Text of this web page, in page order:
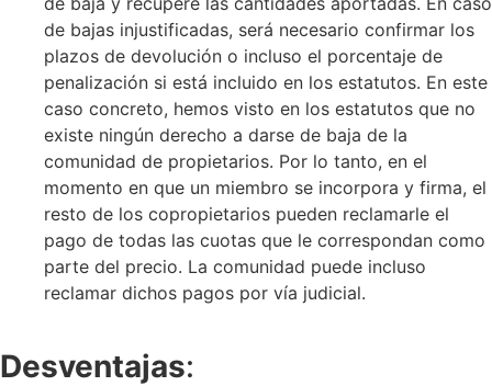
de bajas injustificadas, será necesario confirmar los
plazos de devolución o incluso el porcentaje de
penalización si está incluido en los estatutos. En este
caso concreto, hemos visto en los estatutos que no
existe ningún derecho a darse de baja de la
comunidad de propietarios. Por lo tanto, en el
momento en que un miembro se incorpora y firma, el
resto de los copropietarios pueden reclamarle el
pago de todas las cuotas que le correspondan como
parte del precio. La comunidad puede incluso
reclamar dichos pagos por vía judicial.
Desventajas: